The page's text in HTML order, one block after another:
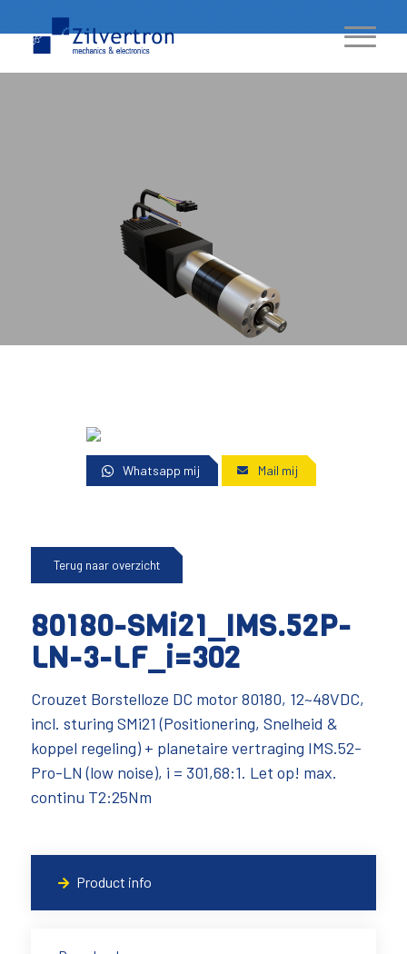
Whatsapp mij Mail mij
Terug naar overzicht
80180-SMi21_IMS.52P-
LN-3-LF_i=302
Crouzet Borstelloze DC motor 80180, 12~48VDC,
incl. sturing SMi21 (Positionering, Snelheid &
koppel regeling) + planetaire vertraging IMS.52-
Pro-LN (low noise), i = 301,68:1. Let op! max.
continu T2:25Nm
Product info